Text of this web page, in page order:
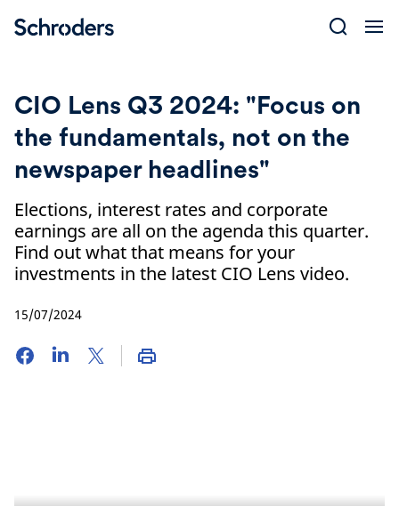
CIO Lens Q3 2024: "Focus on
the fundamentals, not on the
newspaper headlines"
Elections, interest rates and corporate
earnings are all on the agenda this quarter.
Find out what that means for your
investments in the latest CIO Lens video.
15/07/2024